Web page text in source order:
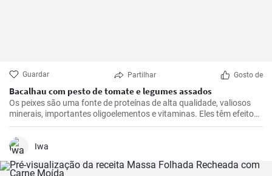
Guardar Partilhar Gosto de
Bacalhau com pesto de tomate e legumes assados
Os peixes são uma fonte de proteínas de alta qualidade, valiosos
minerais, importantes oligoelementos e vitaminas. Eles têm efeitos
benéficos no sistema cardiovascular e são recomendados para
consumo pelo menos duas vezes por semana. Deixe-se inspirar por
este nosso almoço rápido.
Iwa